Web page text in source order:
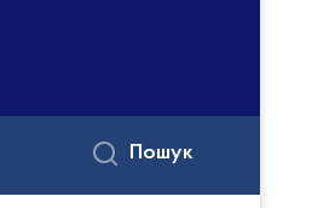
Пошук